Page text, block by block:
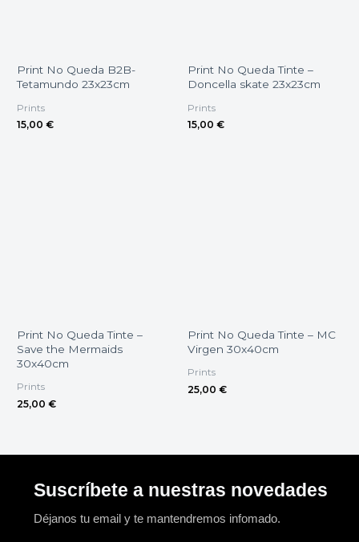
Print No Queda B2B-
Tetamundo 23x23cm
Prints
15,00 €
Print No Queda Tinte –
Doncella skate 23x23cm
Prints
15,00 €
Print No Queda Tinte –
Save the Mermaids
30x40cm
Prints
25,00 €
Print No Queda Tinte – MC
Virgen 30x40cm
Prints
25,00 €
Suscríbete a nuestras novedades
Déjanos tu email y te mantendremos infomado.